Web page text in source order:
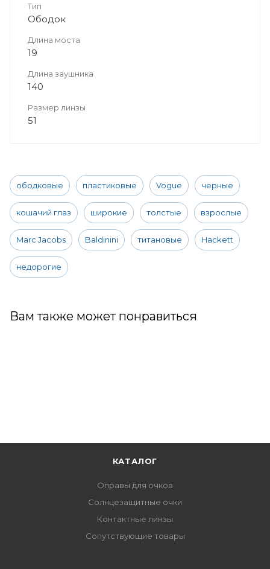
Тип
Ободок
Длина моста
19
Длина заушника
140
Размер линзы
51
ободковые пластиковые Vogue черные
кошачий глаз широкие толстые взрослые
Marc Jacobs Baldinini титановые Hackett
недорогие
Вам также может понравиться
КАТАЛОГ
Оправы для очков
Солнцезащитные очки
Контактные линзы
Сопутствующие товары